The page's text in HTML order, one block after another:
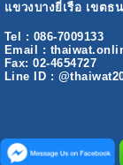
แขวงบางยี่เรือ เขตธ
Tel : 086-7009133
Email :
Fax: 02-4654727
Line ID :